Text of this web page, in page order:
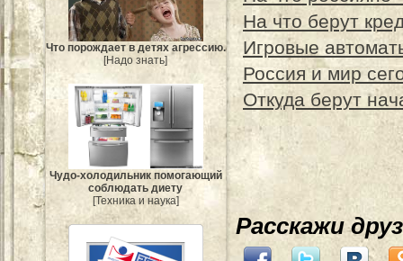
Что порождает в детях агрессию.
[Надо знать]
Чудо-холодильник помогающий
соблюдать диету
[Техника и наука]
На что берут
Игровые
Россия и мир
Откуда берут
Расскажи